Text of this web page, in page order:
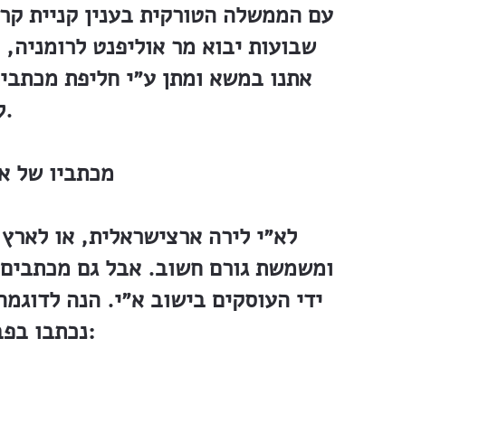
שבועות יבוא מר אוליפנט
אתנו במשא ומתן ע״י חליפת
לעזרתו של הועד הלונדוני״.
מכתביו של
לא״י לירה ארצישראלית, או
ומשמשת גורם חשוב. אבל גם מכתבים
ידי העוסקים בישוב א״י. הנה
נכתבו בפברואר 1882 ונדפסו ב״פרטרניטטיה״: